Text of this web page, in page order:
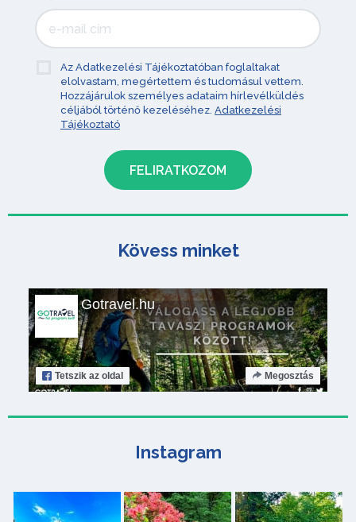
Az Adatkezelési Tájékoztatóban foglaltakat
elolvastam, megértettem és tudomásul vettem.
Hozzájárulok személyes adataim hírlevélküldés
céljából történő kezeléséhez. Adatkezelési
Tájékoztató
Kövess minket
Gotravel.hu
Tetszik az oldal Megosztás
Instagram